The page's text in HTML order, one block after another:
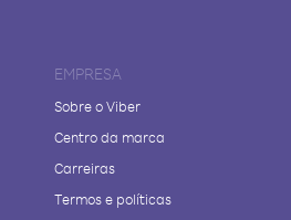
EMPRESA
Sobre o Viber
Centro da marca
Carreiras
Termos e políticas